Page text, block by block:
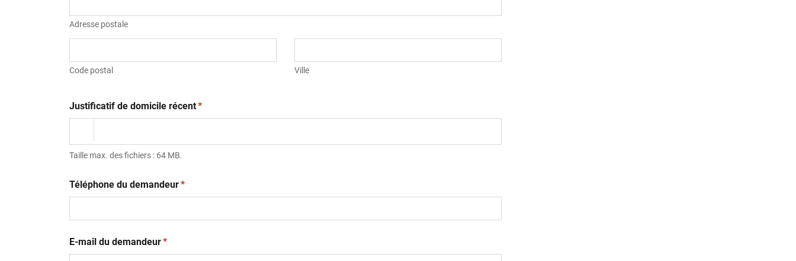
Adresse postale
Code postal Ville
Justificatif de domicile récent(obligatoire)
*
Taille max. des fichiers : 64 MB.
Téléphone du demandeur(obligatoire)
*
E-mail du demandeur(obligatoire)
*